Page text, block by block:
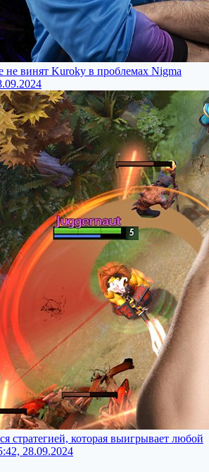
не винят Kuroky в проблемах Nigma
стратегией, которая выигрывает любой
28.09.2024